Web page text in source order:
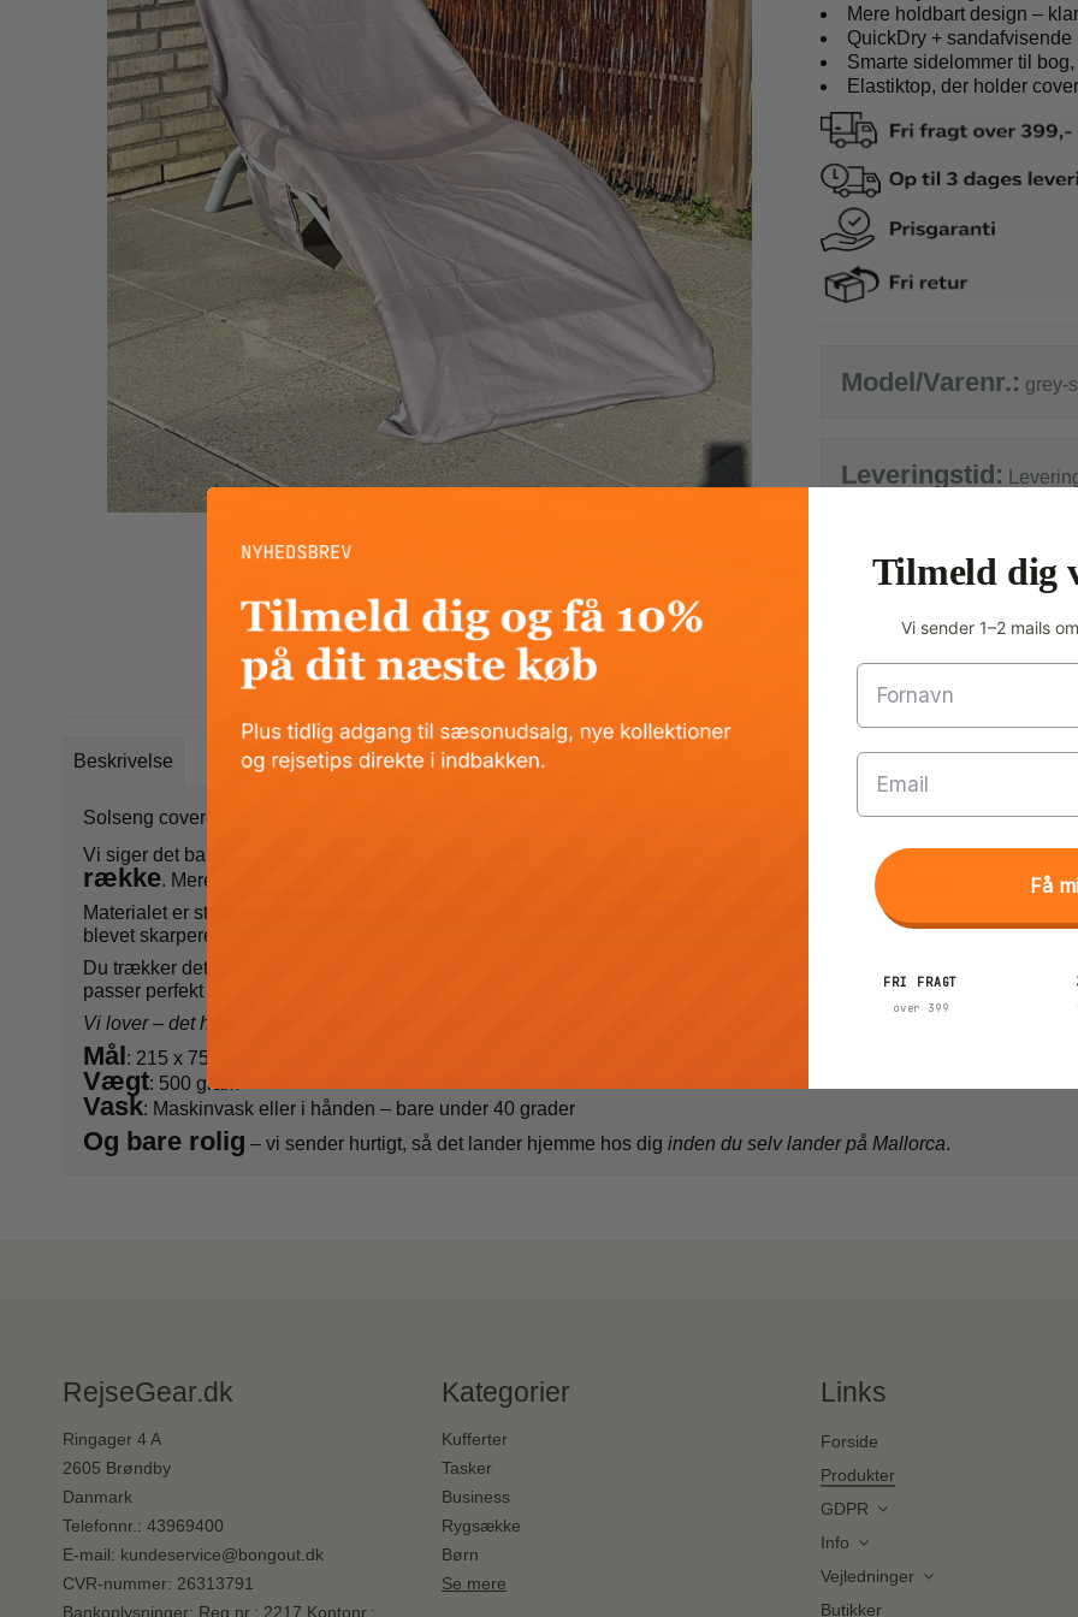
Eastpak
Eastpak kufferter
Eastpak Duffelbags
Eastpak Tilbehør
Eatpak Rygsække
Enrico Benetti
Enrico Benetti kufferter
Enrico Benetti rygsække
Epic
Epic kufferter
Epic tilbehør
Happy rain
Happy rain paraplyer
Like it a lot
Like it a lot rygsække
Like it a lot tasker
Like it a lot tilbehør og tøj
Samsonite kufferter
Samsonite tilbehør
Travelite kufferter
Travelite tasker og rygsække
Travelite tilbehør
Verage kufferter
Verage tilbehør
Mere holdbart design –
QuickDry +
Smarte sidelommer til
Elastiktop, der holder
Model/Varenr.: grey-
Leveringstid:
Beskrivelse
Solseng coveret, du kommer til at tage med hver eneste sommer
Vi siger det bare – det her er den lækreste opgradering til din feriekuffert. Det nye cover til solsengen er ikke bare en
række. Mere holdbart, meget flottere og stadig lige så praktisk. Og ja, vi bruger det selv. Hver. Gang.
Materialet er stadig hurtigtørrende (hej QuickDry!), stadig sandafvisende og stadig så blødt, at du overvejer at flytte
blevet skarpere – det ser godt ud både ved poolen og på Insta.
Du trækker det nemt over solsengens hovedende med den smarte elastiktop, og så bliver det liggende. Selv hvis du
passer perfekt til både bog, solcreme og strandens bedste ispenge.
Vi lover – det her cover bliver hurtigt en ferie-favorit.
Mål: 215 x 75 cm
Vægt: 500 gram
Vask: Maskinvask eller i hånden – bare under 40 grader
Og bare rolig – vi sender hurtigt, så det lander hjemme hos dig inden du selv lander på Mallorca.
RejseGear.dk
Ringager 4 A
2605 Brøndby
Danmark
Telefonnr. : 43969400
E-mail: kundeservice@bongout.dk
CVR-nummer: 26313791
Bankoplysninger: Reg.nr.: 2217 Kontonr.:
Kategorier
Kufferter
Tasker
Business
Rygsække
Børn
Se mere
Links
Forside
Produkter
GDPR
Info
Vejledninger
Butikker
Tilmeld dig
Vi sender 1–2 mails
Fornavn
Email
Få
FRI FRAGT
over 399